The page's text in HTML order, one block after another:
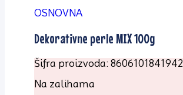
OSNOVNA
Dekorativne perle MIX 100g
Šifra proizvoda: 8606101841942
Na zalihama